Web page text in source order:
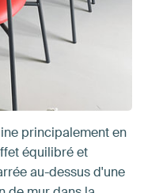
principalement en
équilibré et
au-dessus d'une